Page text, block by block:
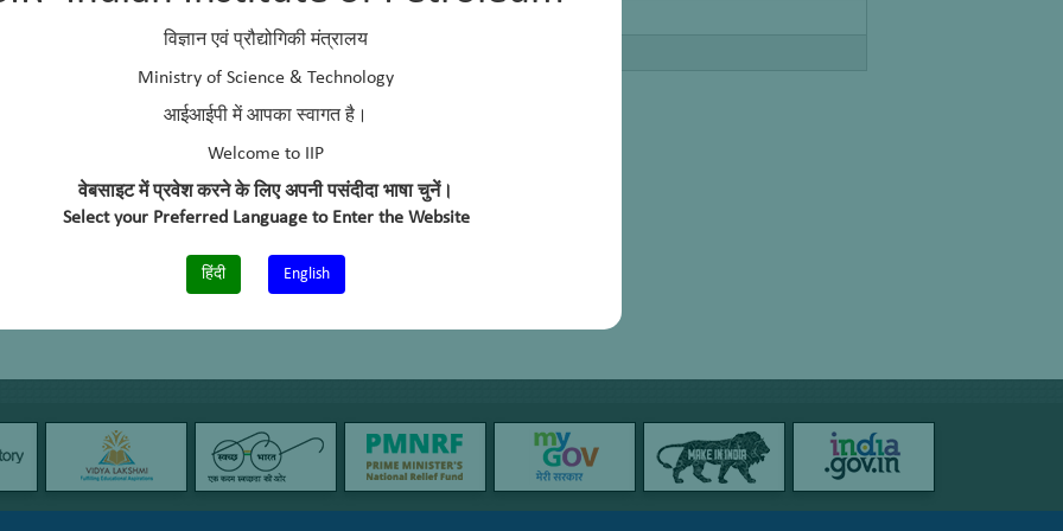
विज्ञान एवं प्रौद्योगिकी मंत्रालय
Ministry of Science & Technology
आईआईपी में आपका स्वागत है।
Welcome to IIP
वेबसाइट में प्रवेश करने के लिए अपनी पसंदीदा भाषा चुनें।
Select your Preferred Language to Enter the Website
हिंदी English